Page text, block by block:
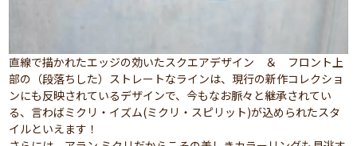
直線で描かれたエッジの効いたスクエアデザイン ＆ フロント上
部の（段落ちした）ストレートなラインは、現行の新作コレクショ
ンにも反映されているデザインで、今もなお脈々と継承されてい
る、言わばミクリ・イズム(ミクリ・スピリット)が込められたスタ
イルといえます！